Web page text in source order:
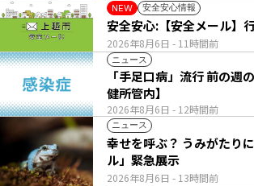
NEW 安全安心情報
2026年8月6日 - 11時間前
安全安心:【安全メール】
ニュース
2026年8月6日 - 12時間前
「手足口病」流行 前の週の3倍に増加【上越保
健所管内】
ニュース
2026年8月6日 - 13時間前
幸せを呼ぶ？ うみがたり
ル」緊急展示